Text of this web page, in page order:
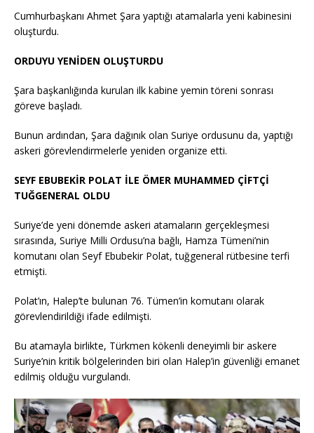
Cumhurbaşkanı Ahmet Şara yaptığı atamalarla yeni kabinesini
oluşturdu.
ORDUYU YENİDEN OLUŞTURDU
Şara başkanlığında kurulan ilk kabine yemin töreni sonrası
göreve başladı.
Bunun ardından, Şara dağınık olan Suriye ordusunu da, yaptığı
askeri görevlendirmelerle yeniden organize etti.
SEYF EBUBEKİR POLAT İLE ÖMER MUHAMMED ÇİFTÇİ
TUĞGENERAL OLDU
Suriye’de yeni dönemde askeri atamaların gerçekleşmesi
sırasında, Suriye Milli Ordusu’na bağlı, Hamza Tümeni’nin
komutanı olan Seyf Ebubekir Polat, tuğgeneral rütbesine terfi
etmişti.
Polat’ın, Halep’te bulunan 76. Tümen’in komutanı olarak
görevlendirildiği ifade edilmişti.
Bu atamayla birlikte, Türkmen kökenli deneyimli bir askere
Suriye’nin kritik bölgelerinden biri olan Halep’in güvenliği emanet
edilmiş olduğu vurgulandı.